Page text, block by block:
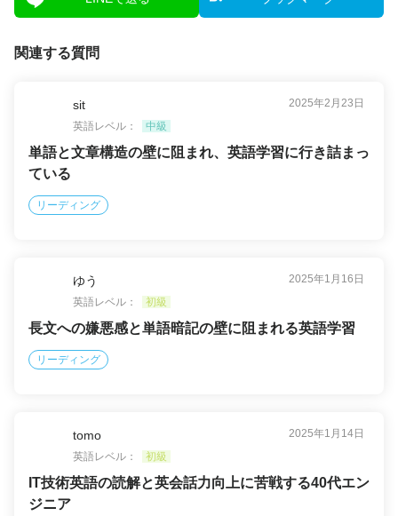
関連する質問
sit
2025年2月23日
英語レベル：
中級
単語と文章構造の壁に阻まれ、英語学習に行き詰まっ
ている
リーディング
ゆう
2025年1月16日
英語レベル：
初級
長文への嫌悪感と単語暗記の壁に阻まれる英語学習
リーディング
tomo
2025年1月14日
英語レベル：
初級
IT技術英語の読解と英会話力向上に苦戦する40代エン
ジニア